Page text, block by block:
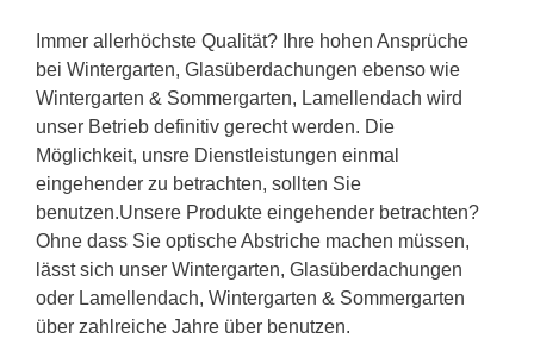
Immer allerhöchste Qualität? Ihre hohen Ansprüche
bei Wintergarten, Glasüberdachungen ebenso wie
Wintergarten & Sommergarten, Lamellendach wird
unser Betrieb definitiv gerecht werden. Die
Möglichkeit, unsre Dienstleistungen einmal
eingehender zu betrachten, sollten Sie
benutzen.Unsere Produkte eingehender betrachten?
Ohne dass Sie optische Abstriche machen müssen,
lässt sich unser Wintergarten, Glasüberdachungen
oder Lamellendach, Wintergarten & Sommergarten
über zahlreiche Jahre über benutzen.